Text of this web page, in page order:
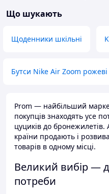
Що шукають
Щоденники шкільні
Бутси Nike Air Zoom рожеві
Prom — найбільший
покупців знаходять усе
цуциків до бронежилетів.
країни продають і
товарів в одному місці.
Великий вибір —
потреби